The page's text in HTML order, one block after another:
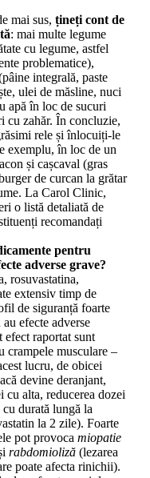
mai sus, țineți cont de
: mai multe legume
cu legume, astfel
problematice),
integrală, paste
ulei de măsline, nuci
apă în loc de sucuri
cu zahăr. În concluzie,
rele și înlocuiți-le
exemplu, în loc de un
și cașcaval (gras
de curcan la grătar
La Carol Clinic,
o listă detaliată de
recomandați
pentru
adverse grave?
rosuvastatina,
extensiv timp de
de siguranță foarte
efecte adverse
raportat sunt
crampele musculare –
lucru, de obicei
devine deranjant,
cu alta, reducerea dozei
durată lungă la
la 2 zile). Foarte
pot provoca miopatie
rabdomioliză (lezarea
poate afecta rinichii).